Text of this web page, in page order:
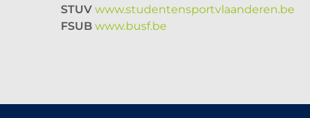
STUV www.studentensportvlaanderen.be
FSUB www.busf.be